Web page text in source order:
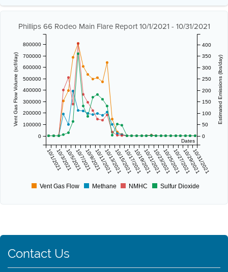
Phillips 66 Rodeo Main Flare Report 10/1/2021 - 10/31/2021
Dates
10/1/202110/3/202110/5/202110/7/202110/9/202110/11/202110/13/202110/15/202110/17/202110/19/202110/21/202110/23/202110/25/202110/27/202110/29/2021
10/31/2021
Vent Gas Flow Volume (scf/day)
0
100000
200000
300000
400000
500000
600000
700000
800000
Estimated Emissions (lbs/day)
0
50
100
150
200
250
300
350
400
Vent Gas Flow Methane NMHC Sulfur Dioxide
Contact Us